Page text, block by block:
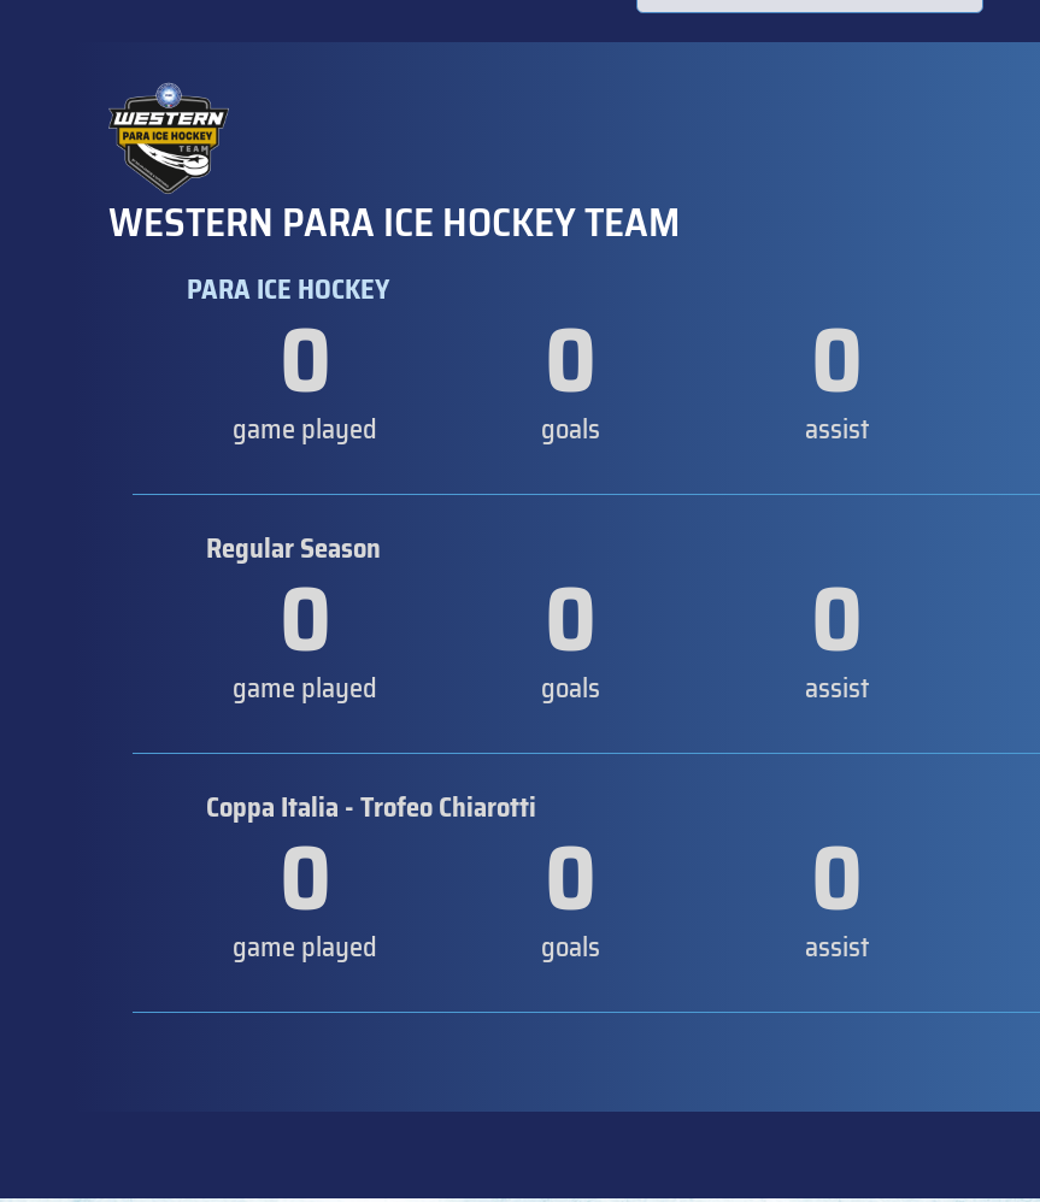
WESTERN PARA ICE HOCKEY TEAM
PARA ICE HOCKEY
0
game played 0
goals 0
assist
Regular Season
0
game played 0
goals 0
assist
Coppa Italia - Trofeo Chiarotti
0
game played 0
goals 0
assist